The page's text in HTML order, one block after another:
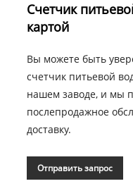
Счетчик
картой
Вы можете быть
счетчик питьевой
нашем заводе, и мы
послепродажное
доставку.
Отправить запрос